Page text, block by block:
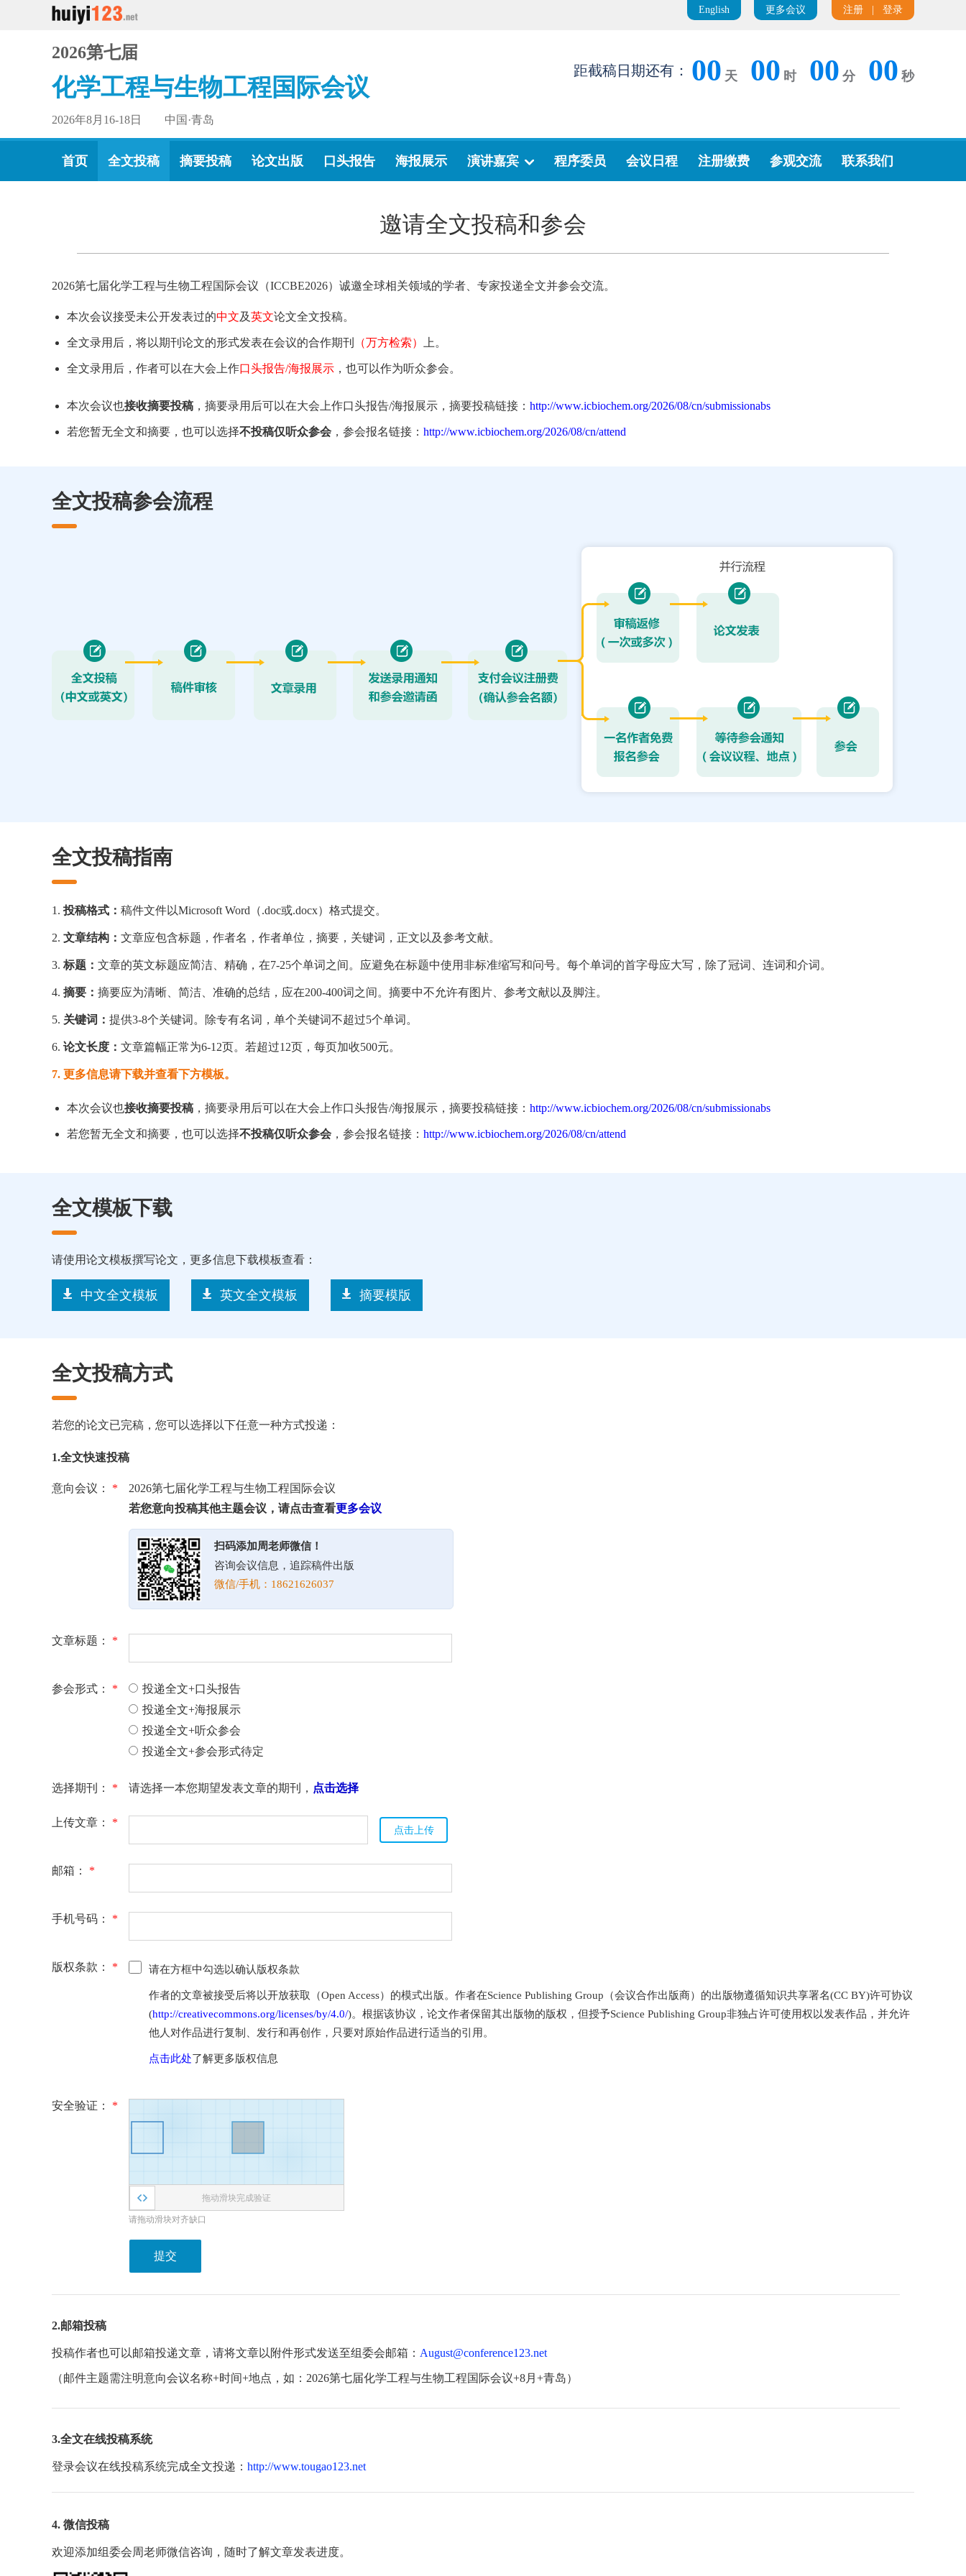
注册 登录
更多会议
English
2026第七届
化学工程与生物工程国际会议
2026年8月16-18日 中国·青岛
距截稿日期还有： 00 天 00 时 00 分 00 秒
首页 全文投稿 摘要投稿 论文出版 口头报告 海报展示 演讲嘉宾 程序委员 会议日程 注册缴费 参观交流 联系我们
邀请全文投稿和参会
2026第七届化学工程与生物工程国际会议（ICCBE2026）诚邀全球相关领域的学者、专家投递全文并参会交流。
本次会议接受未公开发表过的中文及英文论文全文投稿。
全文录用后，将以期刊论文的形式发表在会议的合作期刊 （万方检索） 上。
全文录用后，作者可以在大会上作口头报告/海报展示 ，也可以作为听众参会。
本次会议也接收摘要投稿 ，摘要录用后可以在大会上作口头报告/海报展示，摘要投稿链接： http://www.icbiochem.org/2026/08/cn/submissionabs
若您暂无全文和摘要，也可以选择不投稿仅听众参会 ，参会报名链接： http://www.icbiochem.org/2026/08/cn/attend
全文投稿参会流程
全文投稿指南
1. 投稿格式： 稿件文件以Microsoft Word（.doc或.docx）格式提交。
2. 文章结构： 文章应包含标题，作者名，作者单位，摘要，关键词，正文以及参考文献。
3. 标题： 文章的英文标题应简洁、精确，在7-25个单词之间。应避免在标题中使用非标准缩写和问号。每个单词的首字母应大写，除了冠词、连词和介词。
4. 摘要： 摘要应为清晰、简洁、准确的总结，应在200-400词之间。摘要中不允许有图片、参考文献以及脚注。
5. 关键词： 提供3-8个关键词。除专有名词，单个关键词不超过5个单词。
6. 论文长度： 文章篇幅正常为6-12页。若超过12页，每页加收500元。
7. 更多信息请下载并查看下方模板。
本次会议也接收摘要投稿 ，摘要录用后可以在大会上作口头报告/海报展示，摘要投稿链接： http://www.icbiochem.org/2026/08/cn/submissionabs
若您暂无全文和摘要，也可以选择不投稿仅听众参会 ，参会报名链接： http://www.icbiochem.org/2026/08/cn/attend
全文模板下载
请使用论文模板撰写论文，更多信息下载模板查看：
中文全文模板 英文全文模板 摘要模版
全文投稿方式
若您的论文已完稿，您可以选择以下任意一种方式投递：
1.全文快速投稿
意向会议： *
2026第七届化学工程与生物工程国际会议
若您意向投稿其他主题会议，请点击查看更多会议
扫码添加周老师微信！
咨询会议信息，追踪稿件出版
微信/手机：18621626037
文章标题： *
参会形式： *
投递全文+口头报告
投递全文+海报展示
投递全文+听众参会
投递全文+参会形式待定
选择期刊： * 请选择一本您期望发表文章的期刊， 点击选择
上传文章： *
点击上传
邮箱： *
手机号码： *
版权条款： * 请在方框中勾选以确认版权条款
作者的文章被接受后将以开放获取（Open Access）的模式出版。作者在Science Publishing Group（会议合作出版商）的出版物遵循知识共享署名(CC BY)许可协议
(http://creativecommons.org/licenses/by/4.0/)。根据该协议，论文作者保留其出版物的版权，但授予Science Publishing Group非独占许可使用权以发表作品，并允许
他人对作品进行复制、发行和再创作，只要对原始作品进行适当的引用。
点击此处了解更多版权信息
安全验证： *
拖动滑块完成验证
请拖动滑块对齐缺口
提交
2.邮箱投稿
投稿作者也可以邮箱投递文章，请将文章以附件形式发送至组委会邮箱： August@conference123.net
（邮件主题需注明意向会议名称+时间+地点，如：2026第七届化学工程与生物工程国际会议+8月+青岛）
3.全文在线投稿系统
登录会议在线投稿系统完成全文投递： http://www.tougao123.net
4. 微信投稿
欢迎添加组委会周老师微信咨询，随时了解文章发表进度。